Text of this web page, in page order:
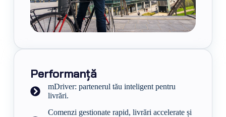
Performanță
mDriver: partenerul tău inteligent pentru
livrări.
Comenzi gestionate rapid, livrări accelerate și